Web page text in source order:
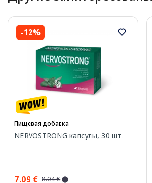
-12%
Пищевая добавка
NERVOSTRONG капсулы, 30 шт.
7.09 € 8.04 €